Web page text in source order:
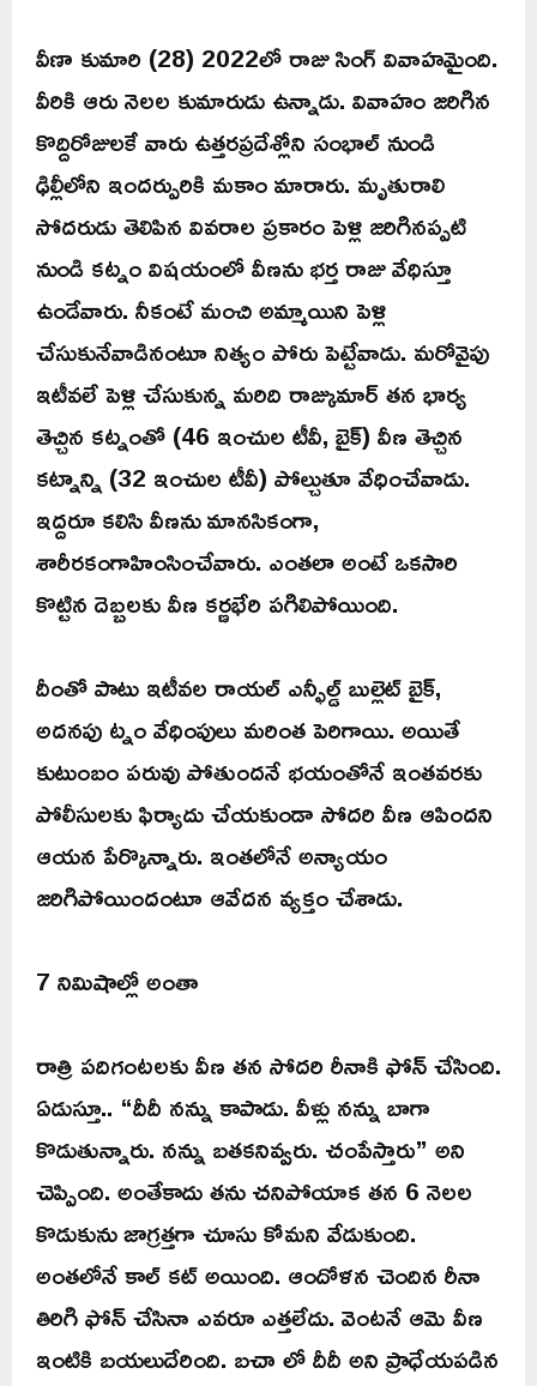
వీణా కుమారి (28) 2022లో రాజు సింగ్ వివాహమైంది.
వీరికి ఆరు నెలల కుమారుడు ఉన్నాడు. వివాహం జరిగిన
కొద్దిరోజులకే వారు ఉత్తరప్రదేశ్లోని సంభాల్ నుండి
ఢిల్లీలోని ఇందర్పురికి మకాం మారారు. మృతురాలి
సోదరుడు తెలిపిన వివరాల ప్రకారం పెళ్లి జరిగినప్పటి
నుండి కట్నం విషయంలో వీణను భర్త రాజు వేధిస్తూ
ఉండేవారు. నీకంటే మంచి అమ్మాయిని పెళ్లి
చేసుకునేవాడినంటూ నిత్యం పోరు పెట్టేవాడు. మరోవైపు
ఇటీవలే పెళ్లి చేసుకున్న మరిది రాజ్కుమార్ తన భార్య
తెచ్చిన కట్నంతో (46 ఇంచుల టీవీ, బైక్) వీణ తెచ్చిన
కట్నాన్ని (32 ఇంచుల టీవీ) పోల్చుతూ వేధించేవాడు.
ఇద్దరూ కలిసి వీణను మానసికంగా,
శారీరకంగాహింసించేవారు. ఎంతలా అంటే ఒకసారి
కొట్టిన దెబ్బలకు వీణ కర్ణభేరి పగిలిపోయింది.
దీంతో పాటు ఇటీవల రాయల్ ఎన్ఫీల్డ్ బుల్లెట్ బైక్,
అదనపు ట్నం వేధింపులు మరింత పెరిగాయి. అయితే
కుటుంబం పరువు పోతుందనే భయంతోనే ఇంతవరకు
పోలీసులకు ఫిర్యాదు చేయకుండా సోదరి వీణ ఆపిందని
ఆయన పేర్కొన్నారు. ఇంతలోనే అన్యాయం
జరిగిపోయిందంటూ ఆవేదన వ్యక్తం చేశాడు.
7 నిమిషాల్లో అంతా
రాత్రి పదిగంటలకు వీణ తన సోదరి రీనాకి ఫోన్ చేసింది.
ఏడుస్తూ.. “దీదీ నన్ను కాపాడు. వీళ్లు నన్ను బాగా
కొడుతున్నారు. నన్ను బతకనివ్వరు. చంపేస్తారు” అని
చెప్పింది. అంతేకాదు తను చనిపోయాక తన 6 నెలల
కొడుకును జాగ్రత్తగా చూసు కోమని వేడుకుంది.
అంతలోనే కాల్ కట్ అయింది. ఆందోళన చెందిన రీనా
తిరిగి ఫోన్ చేసినా ఎవరూ ఎత్తలేదు. వెంటనే ఆమె వీణ
ఇంటికి బయలుదేరింది. బచా లో దీదీ అని ప్రాధేయపడిన